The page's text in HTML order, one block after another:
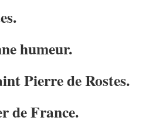
humeur.
Pierre de Rostes.
de France.